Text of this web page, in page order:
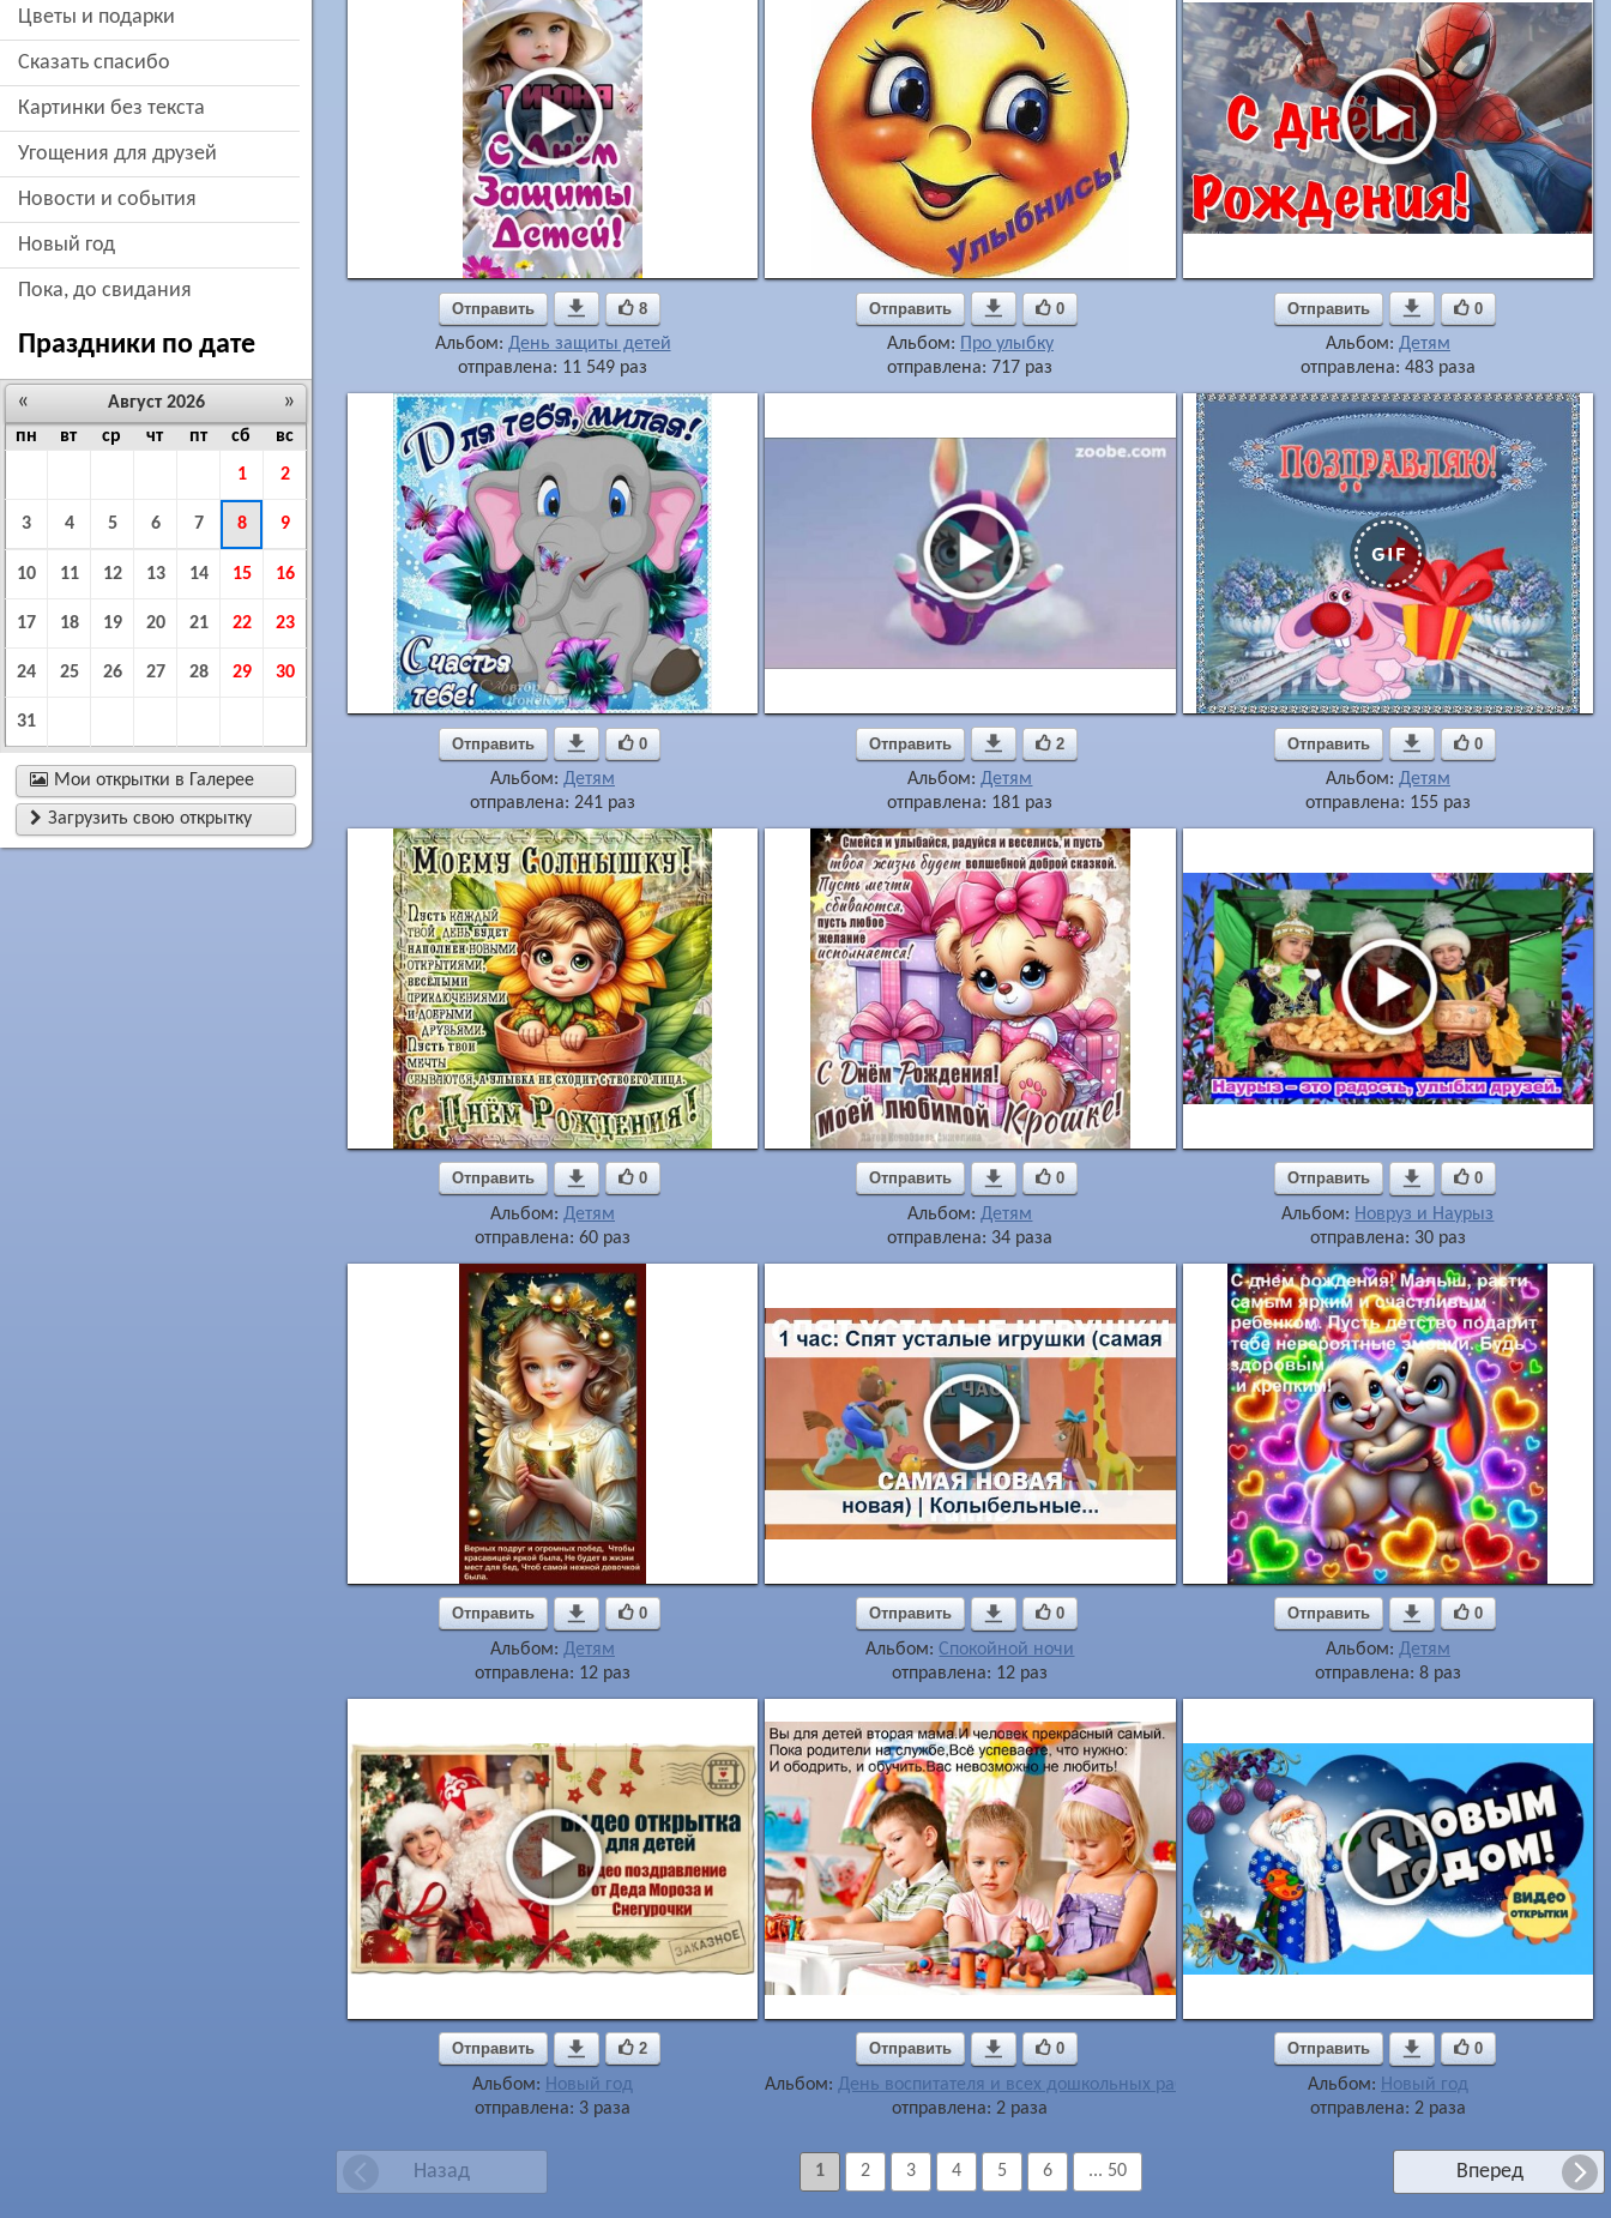
цветы и подарки
сказать спасибо
картинки без текста
угощения для друзей
новости и события
новый год
пока, до свидания
Праздники по дате
« »
Август 2026
пн
вт ср чт пт сб
вс
1
2
3 4 5 6 7 8 9
10 11 12 13 14 15 16
17 18 19 20 21 22 23
24 25 26 27 28 29 30
31
 Мои открытки в Галерее
 Загрузить свою открытку
Отправить  8
Альбом: День защиты детей
отправлена: 11 549 раз
Отправить  0
Альбом:
Про улыбку
отправлена: 717 раз
Отправить  0
Альбом: Детям
отправлена: 483 раза
Отправить  0
Альбом: Детям
отправлена: 241 раз
Отправить  2
Альбом:Детям
отправлена: 181 раз
Отправить  0
Альбом: Детям
отправлена: 155 раз
Отправить  0
Альбом: Детям
отправлена: 60 раз
Отправить  0
Альбом:Детям
отправлена: 34 раза
Отправить  0
Альбом: Новруз и Наурыз
отправлена: 30 раз
Отправить  0
Альбом: Детям
отправлена: 12 раз
Отправить  0
Альбом:Спокойной ночи
отправлена: 12 раз
Отправить  0
Альбом: Детям
отправлена: 8 раз
Отправить  2
Альбом: Новый год
отправлена: 3 раза
Отправить  0
Альбом:День воспитателя и всех дошкольных работников
отправлена: 2 раза
Отправить  0
Альбом: Новый год
отправлена: 2 раза
Назад Вперед
1 2 3 4 5 6 ... 50